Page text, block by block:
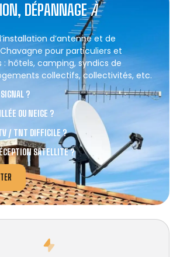
DÉPANNAGEÀ
d’antenne et de
pour particuliers et
: hôtels, camping, syndics de
collectifs, collectivités, etc.
?
OU NEIGE ?
/ TNT DIFFICILE ?
SATELLITE ?